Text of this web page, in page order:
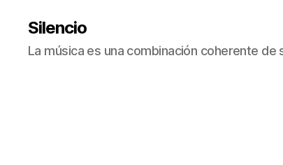
Silencio
La música es una combinación coherente de